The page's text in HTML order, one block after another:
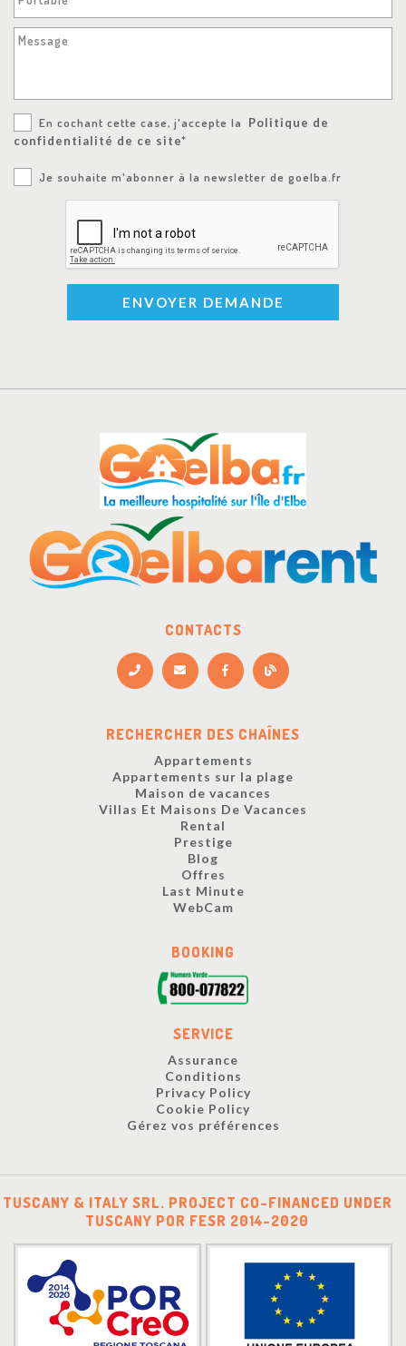
Message
En cochant cette case, j'accepte la
Politique de
confidentialité de ce site*
Je souhaite m'abonner à la newsletter de goelba.fr
ENVOYER DEMANDE
CONTACTS
RECHERCHER DES CHAÎNES
Appartements
Appartements sur la plage
Maison de vacances
Villas Et Maisons De Vacances
Rental
Prestige
Blog
Offres
Last Minute
WebCam
BOOKING
SERVICE
Assurance
Conditions
Privacy Policy
Cookie Policy
Gérez vos préférences
TUSCANY & ITALY SRL. PROJECT CO-FINANCED UNDER
TUSCANY POR FESR 2014-2020